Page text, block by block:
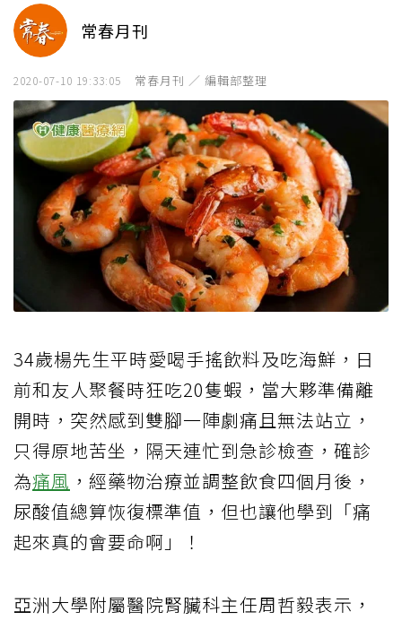
常春月刊
2020-07-10 19:33:05 常春月刊 ／ 編輯部整理
34歲楊先生平時愛喝手搖飲料及吃海鮮，日
前和友人聚餐時狂吃20隻蝦，當大夥準備離
開時，突然感到雙腳一陣劇痛且無法站立，
只得原地苦坐，隔天連忙到急診檢查，確診
為痛風 ，經藥物治療並調整飲食四個月後，
尿酸值總算恢復標準值，但也讓他學到「痛
起來真的會要命啊」！
亞洲大學附屬醫院腎臟科主任周哲毅表示，